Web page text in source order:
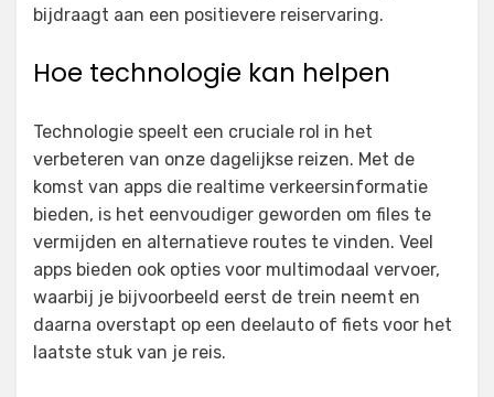
bijdraagt aan een positievere reiservaring.
Hoe technologie kan helpen
Technologie speelt een cruciale rol in het
verbeteren van onze dagelijkse reizen. Met de
komst van apps die realtime verkeersinformatie
bieden, is het eenvoudiger geworden om files te
vermijden en alternatieve routes te vinden. Veel
apps bieden ook opties voor multimodaal vervoer,
waarbij je bijvoorbeeld eerst de trein neemt en
daarna overstapt op een deelauto of fiets voor het
laatste stuk van je reis.